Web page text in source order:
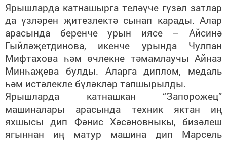
Ярышларда катнашырга теләүче гүзәл затлар
да үзләрен җитезлектә сынап карады. Алар
арасында беренче урын иясе – Айсинә
Гыйләҗетдинова, икенче урында Чулпан
Мифтахова һәм өчлекне тәмамлаучы Айназ
Минһаҗева булды. Аларга диплом, медаль
һәм истәлекле бүләкләр тапшырылды.
Ярышларда катнашкан “Запорожец”
машиналары арасында техник яктан иң
яхшысы дип Фәнис Хәсәновныкы, бизәлеш
ягыннан иң матур машина дип Марсель